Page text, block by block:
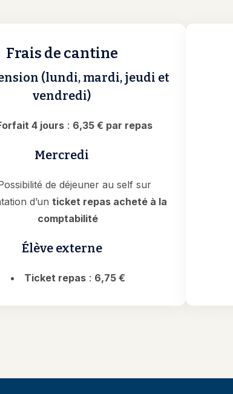
Frais de cantine
(lundi, mardi, jeudi et
vendredi)
4 jours : 6,35 € par repas
Mercredi
de déjeuner au self sur
d’un ticket repas acheté à la
comptabilité
Élève externe
Ticket repas: 6,75 €